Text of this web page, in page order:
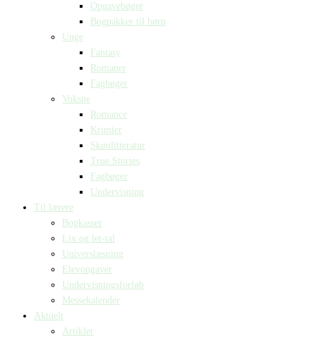
Opgavebøger
Bogpakker til børn
Unge
Fantasy
Romaner
Fagbøger
Voksne
Romance
Krimier
Skønlitteratur
True Stories
Fagbøger
Undervisning
Til lærere
Bogkasser
Lix og let-tal
Universlæsning
Elevopgaver
Undervisningsforløb
Messekalender
Aktuelt
Artikler